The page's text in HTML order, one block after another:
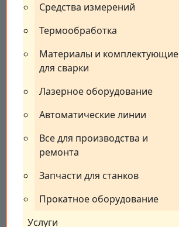
Средства измерений
Термообработка
Материалы и комплектующие
для сварки
Лазерное оборудование
Автоматические линии
Все для производства и
ремонта
Запчасти для станков
Прокатное оборудование
Услуги